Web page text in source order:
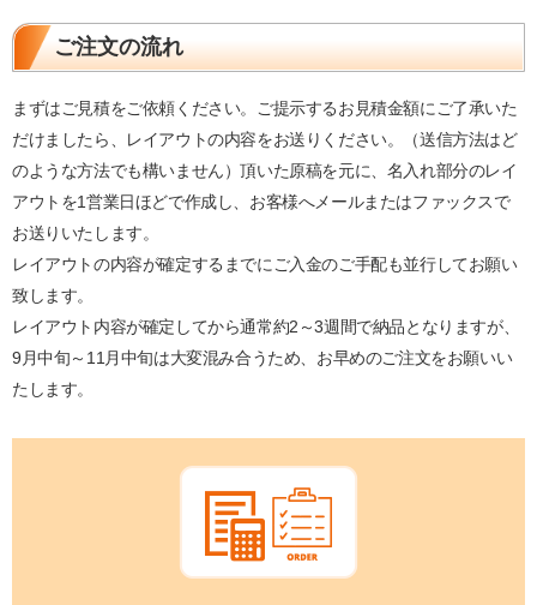
ご注文の流れ
まずはご見積をご依頼ください。ご提示するお見積金額にご了承いた
だけましたら、レイアウトの内容をお送りください。（送信方法はど
のような方法でも構いません）頂いた原稿を元に、名入れ部分のレイ
アウトを1営業日ほどで作成し、お客様へメールまたはファックスで
お送りいたします。
レイアウトの内容が確定するまでにご入金のご手配も並行してお願い
致します。
レイアウト内容が確定してから通常約2～3週間で納品となりますが、
9月中旬～11月中旬は大変混み合うため、お早めのご注文をお願いい
たします。